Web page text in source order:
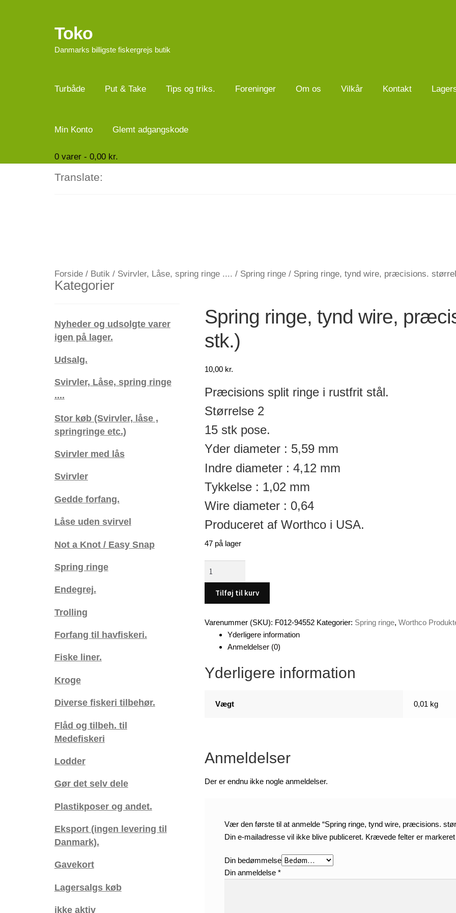
Spring
til
navigation
Spring
til
indhold
Toko
Danmarks billigste fiskergrejs butik
Turbåde Put & Take Tips og triks. Foreninger Om os Vilkår Kontakt
Min Konto Glemt adgangskode
0varer - 0,00 kr.
Translate:
Forside/ Butik / Svirvler, Låse, spring ringe .... / Spring ringe/ Spring ringe, tynd wire, præcisions.
Spring ringe, tynd wire,
stk.)
10,00 kr.
Præcisions split ringe i rustfrit stål.
Størrelse 2
15 stk pose.
Yder diameter : 5,59 mm
Indre diameter : 4,12 mm
Tykkelse : 1,02 mm
Wire diameter : 0,64
Produceret af Worthco i USA.
47 på lager
tynd
wire,
størrelse
antal
Tilføj til kurv
Varenummer (SKU): F012-94552 Kategorier: Spring ringe, Worthco
Yderligere information
Anmeldelser (0)
Yderligere information
Vægt 0,01 kg
Anmeldelser
Der er endnu ikke nogle anmeldelser.
Vær den første til at anmelde “Spring ringe, tynd wire, præcisions.
Din e-mailadresse vil ikke blive publiceret. Krævede felter er
Din bedømmelse
Din anmeldelse *
Kategorier
Nyheder og udsolgte varer
igen på lager.
Udsalg.
Svirvler, Låse, spring ringe
....
Stor køb (Svirvler, låse ,
springringe etc.)
Svirvler med lås
Svirvler
Gedde forfang.
Låse uden svirvel
Not a Knot / Easy Snap
Spring ringe
Endegrej.
Trolling
Forfang til havfiskeri.
Fiske liner.
Kroge
Diverse fiskeri tilbehør.
Flåd og tilbeh. til
Medefiskeri
Lodder
Gør det selv dele
Plastikposer og andet.
Eksport (ingen levering til
Danmark).
Gavekort
Lagersalgs køb
ikke aktiv